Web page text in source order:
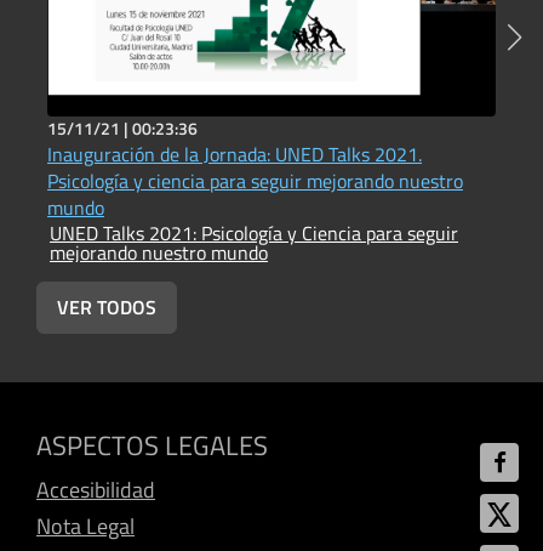
15/11/21 |00:23:36
Inauguración de la Jornada: UNED Talks 2021.
Psicología y ciencia para seguir mejorando nuestro
mundo
UNED Talks 2021: Psicología y Ciencia para seguir
mejorando nuestro mundo
VER TODOS
ASPECTOS LEGALES
Accesibilidad
Nota Legal